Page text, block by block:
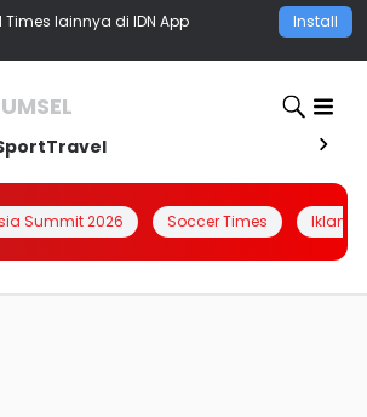
Times lainnya di IDN App Install
Travel
Summit 2026 Soccer Times Iklanin